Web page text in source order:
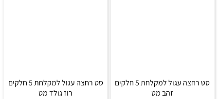
סט רחצה עגול למקלחת 5 חלקים
זהב מט
סט רחצה עגול למקלחת 5 חלקים
רוז גולד מט